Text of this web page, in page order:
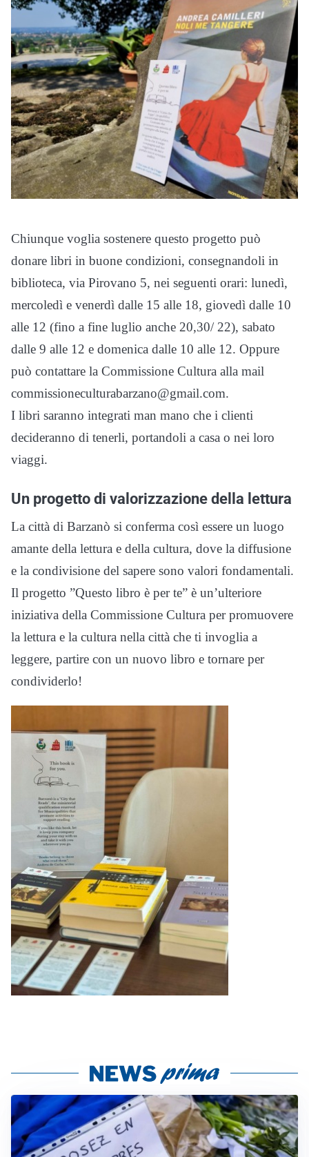
Chiunque voglia sostenere questo progetto può
donare libri in buone condizioni, consegnandoli in
biblioteca, via Pirovano 5, nei seguenti orari: lunedì,
mercoledì e venerdì dalle 15 alle 18, giovedì dalle 10
alle 12 (fino a fine luglio anche 20,30/ 22), sabato
dalle 9 alle 12 e domenica dalle 10 alle 12. Oppure
può contattare la Commissione Cultura alla mail
commissioneculturabarzano@gmail.com.
I libri saranno integrati man mano che i clienti
decideranno di tenerli, portandoli a casa o nei loro
viaggi.
Un progetto di valorizzazione della lettura
La città di Barzanò si conferma così essere un luogo
amante della lettura e della cultura, dove la diffusione
e la condivisione del sapere sono valori fondamentali.
Il progetto ”Questo libro è per te” è un’ulteriore
iniziativa della Commissione Cultura per promuovere
la lettura e la cultura nella città che ti invoglia a
leggere, partire con un nuovo libro e tornare per
condividerlo!